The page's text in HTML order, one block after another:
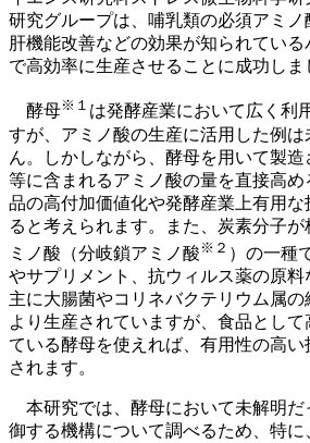
研究グループは、哺乳類の必須アミ
肝機能改善などの効果が知られてい
で高効率に生産させることに成功しま
酵母※１ は発酵産業において広く利
すが、アミノ酸の生産に活用した例
ん。しかしながら、酵母を用いて製
等に含まれるアミノ酸の量を直接高
品の高付加価値化や発酵産業上有用な
ると考えられます。また、炭素分子
ミノ酸（分岐鎖アミノ酸 ※２ ）の一種
やサプリメント、抗ウィルス薬の原料
主に大腸菌やコリネバクテリウム属
より生産されていますが、食品とし
ている酵母を使えれば、有用性の高
されます。
本研究では、酵母において未解明だ
御する機構について調べるため、特